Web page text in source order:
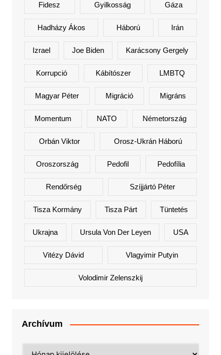
Fidesz Gyilkosság Gáza
Hadházy Ákos Háború Irán
Izrael Joe Biden Karácsony Gergely
Korrupció Kábítószer LMBTQ
Magyar Péter Migráció Migráns
Momentum NATO Németország
Orbán Viktor Orosz-Ukrán Háború
Oroszország Pedofil Pedofília
Rendőrség Szíjjártó Péter
Tisza Kormány Tisza Párt Tüntetés
Ukrajna Ursula Von Der Leyen USA
Vitézy Dávid Vlagyimir Putyin
Volodimir Zelenszkij
Archívum